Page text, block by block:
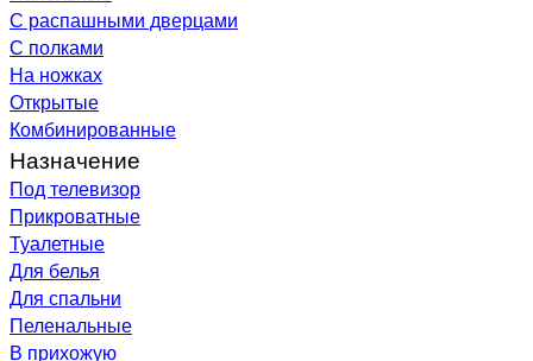
С распашными дверцами
С полками
На ножках
Открытые
Комбинированные
Назначение
Под телевизор
Прикроватные
Туалетные
Для белья
Для спальни
Пеленальные
В прихожую